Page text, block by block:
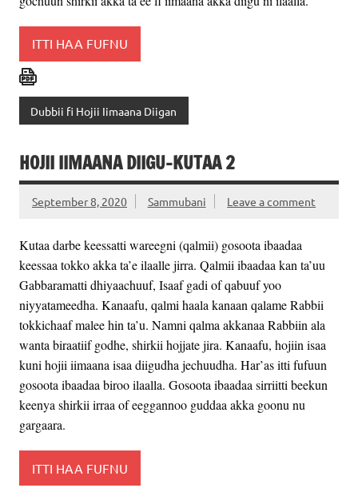
ITTI HAA FUFNU
Dubbii fi Hojii Iimaana Diigan
HOJII IIMAANA DIIGU-KUTAA 2
September 8, 2020 Sammubani Leave a comment
Kutaa darbe keessatti wareegni (qalmii) gosoota ibaadaa
keessaa tokko akka ta’e ilaalle jirra. Qalmii ibaadaa kan ta’uu
Gabbaramatti dhiyaachuuf, Isaaf gadi of qabuuf yoo
niyyatameedha. Kanaafu, qalmi haala kanaan qalame Rabbii
tokkichaaf malee hin ta’u. Namni qalma akkanaa Rabbiin ala
wanta biraatiif godhe, shirkii hojjate jira. Kanaafu, hojiin isaa
kuni hojii iimaana isaa diigudha jechuudha. Har’as itti fufuun
gosoota ibaadaa biroo ilaalla. Gosoota ibaadaa sirriitti beekun
keenya shirkii irraa of eeggannoo guddaa akka goonu nu
gargaara.
ITTI HAA FUFNU